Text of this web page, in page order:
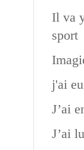
Il va
sport
j'ai
J’ai
J’ai lu